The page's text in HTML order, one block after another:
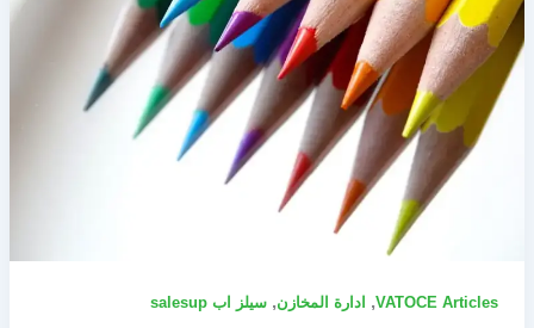
VATOCE Articles
, ادارة المخازن, سيلز اب salesup